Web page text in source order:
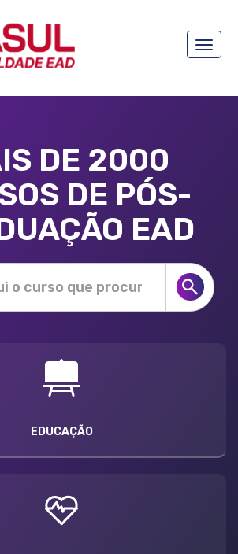
Toggle
DE 2000
DE PÓS-
EAD
EDUCAÇÃO